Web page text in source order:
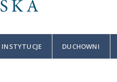
INSTYTUCJE DUCHOWNI